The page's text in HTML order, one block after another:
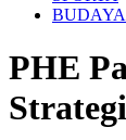
BUDAYA
PHE